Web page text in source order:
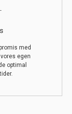
med
egen
optimal